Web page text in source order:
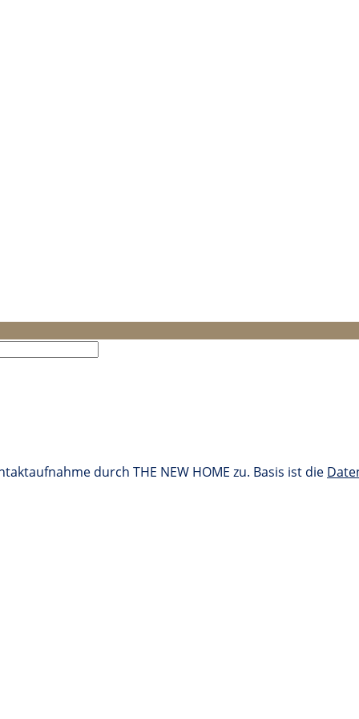
durch THE NEW HOME zu. Basis ist die